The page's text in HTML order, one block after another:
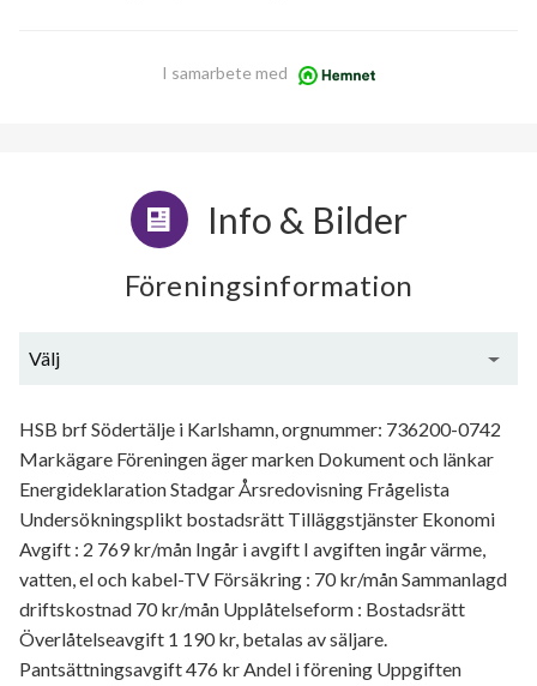
I samarbete med
Info & Bilder
Föreningsinformation
Välj
HSB brf Södertälje i Karlshamn, orgnummer: 736200-0742
Markägare Föreningen äger marken Dokument och länkar
Energideklaration Stadgar Årsredovisning Frågelista
Undersökningsplikt bostadsrätt Tilläggstjänster Ekonomi
Avgift : 2 769 kr/mån Ingår i avgift I avgiften ingår värme,
vatten, el och kabel-TV Försäkring : 70 kr/mån Sammanlagd
driftskostnad 70 kr/mån Upplåtelseform : Bostadsrätt
Överlåtelseavgift 1 190 kr, betalas av säljare.
Pantsättningsavgift 476 kr Andel i förening Uppgiften